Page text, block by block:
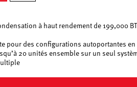
à haut rendement de 199,000
pour des configurations autoportantes
20 unités ensemble sur un seul